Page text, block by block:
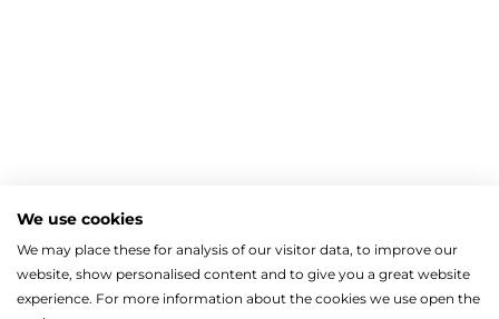
Bejelentkezés közösségi fiókkal
Facebook
MOZGÁSKORLÁTOZOTT TERMÉKEK
ZUHANYKABINOK/AJTÓK
Íves zuhanykabin
Szögletes zuhanykabin
Fix zuhanyfal
Radiátorok
TÖRÖLKÖZŐSZÁRÍTÓ RADIÁTOR
Törölközőszárító radiátor egyenes
Törölközőszárító radiátor íves
HŐSZIVATTYÚK
Split levegő-víz hőszivattyú
Gépészet, szerszám
KESZTYŰK, VÉDŐFELSZERELÉSEK
LEVÁLASZTÓK
Kazán, vízmelegítő
We use cookies
We may place these for analysis of our visitor data, to improve our
website, show personalised content and to give you a great website
experience. For more information about the cookies we use open the